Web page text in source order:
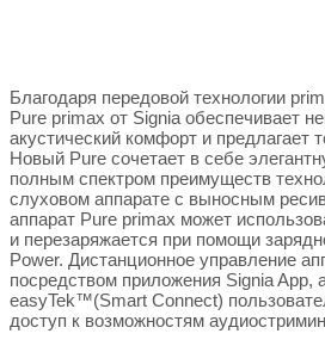
Благодаря передовой технологии
Pure primax от Signia обеспечивает
акустический комфорт и предлагает
Новый Pure сочетает в себе
полным спектром преимуществ
слуховом аппарате с выносным
аппарат Pure primax может
и перезаряжается при помощи
Power. Дистанционное управление
посредством приложения Signia App,
easyTek™(Smart Connect)
доступ к возможностям